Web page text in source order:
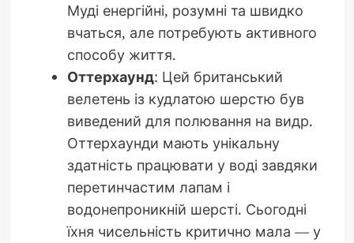
Муді енергійні, розумні та швидко
вчаться, але потребують активного
способу життя.
Оттерхаунд: Цей британський
велетень із кудлатою шерстю був
виведений для полювання на видр.
Оттерхаунди мають унікальну
здатність працювати у воді завдяки
перетинчастим лапам і
водонепроникній шерсті. Сьогодні
їхня чисельність критично мала — у